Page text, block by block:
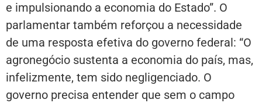
e impulsionando a economia do Estado”. O
parlamentar também reforçou a necessidade
de uma resposta efetiva do governo federal: “O
agronegócio sustenta a economia do país, mas,
infelizmente, tem sido negligenciado. O
governo precisa entender que sem o campo